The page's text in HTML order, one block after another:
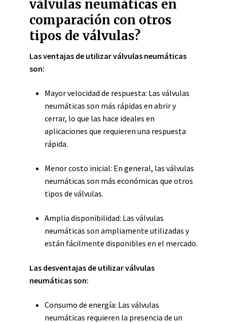
válvulas neumáticas en
comparación con otros
tipos de válvulas?
Las ventajas de utilizar válvulas neumáticas
son:
Mayor velocidad de respuesta: Las válvulas
neumáticas son más rápidas en abrir y
cerrar, lo que las hace ideales en
aplicaciones que requieren una respuesta
rápida.
Menor costo inicial: En general, las válvulas
neumáticas son más económicas que otros
tipos de válvulas.
Amplia disponibilidad: Las válvulas
neumáticas son ampliamente utilizadas y
están fácilmente disponibles en el mercado.
Las desventajas de utilizar válvulas
neumáticas son:
Consumo de energía: Las válvulas
neumáticas requieren la presencia de un